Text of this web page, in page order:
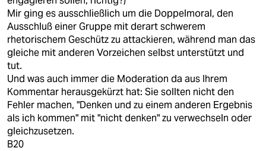
Mir ging es ausschließlich um die Doppelmoral, den
Ausschluß einer Gruppe mit derart schwerem
rhetorischem Geschütz zu attackieren, während man das
gleiche mit anderen Vorzeichen selbst unterstützt und
tut.
Und was auch immer die Moderation da aus Ihrem
Kommentar herausgekürzt hat: Sie sollten nicht den
Fehler machen, "Denken und zu einem anderen Ergebnis
als ich kommen" mit "nicht denken" zu verwechseln oder
gleichzusetzen.
B20